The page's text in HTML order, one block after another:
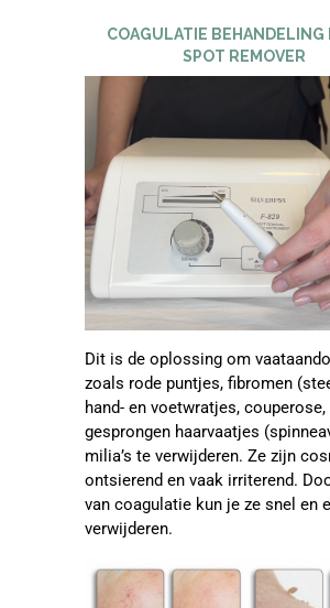
COAGULATIE BEHANDELING
SPOT REMOVER
Dit is de oplossing om
zoals rode puntjes, fibromen
hand- en voetwratjes, couperose,
gesprongen haarvaatjes
milia’s te verwijderen. Ze zijn
ontsierend en vaak irriterend.
van coagulatie kun je ze snel en
verwijderen.